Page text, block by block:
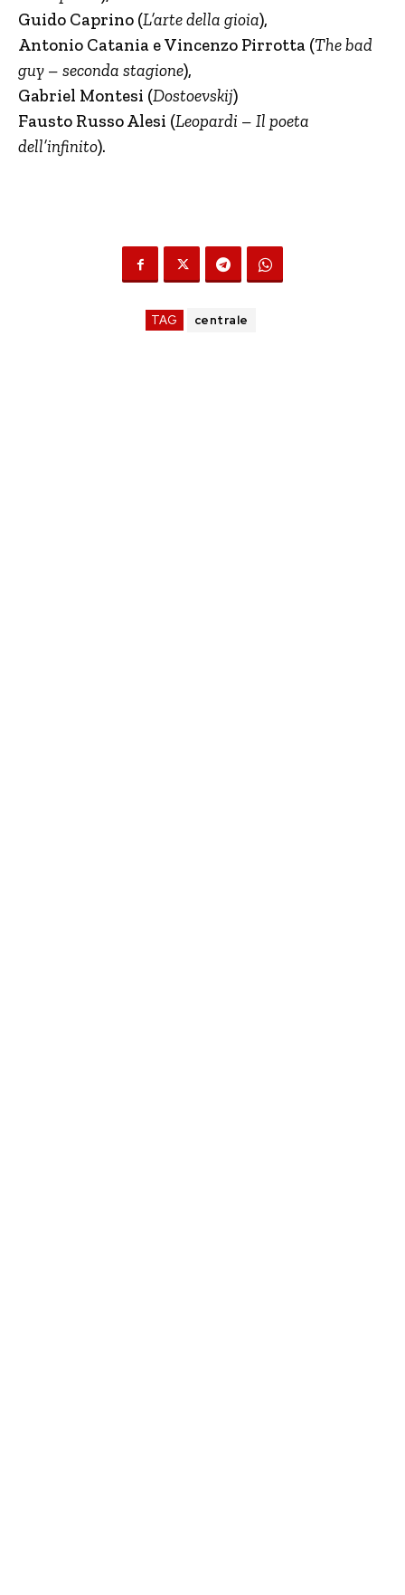
Guido Caprino (L’arte della gioia),
Antonio Catania e Vincenzo Pirrotta (The bad
guy – seconda stagione),
Gabriel Montesi (Dostoevskij)
Fausto Russo Alesi (Leopardi – Il poeta
dell’infinito).
TAG centrale